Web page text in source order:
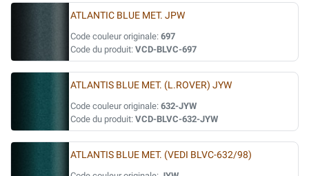
ATLANTIC BLUE MET. JPW
Code couleur originale: 697
Code du produit: VCD-BLVC-697
ATLANTIS BLUE MET. (L.ROVER) JYW
Code couleur originale: 632-JYW
Code du produit: VCD-BLVC-632-JYW
ATLANTIS BLUE MET. (VEDI BLVC-632/98)